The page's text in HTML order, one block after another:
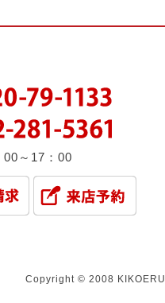
00～17：00
Copyright © 2008